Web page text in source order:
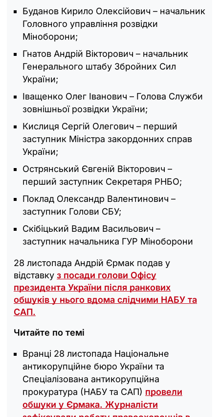
Буданов Кирило Олексійович – начальник
Головного управління розвідки
Міноборони;
Гнатов Андрій Вікторович – начальник
Генерального штабу Збройних Сил
України;
Іващенко Олег Іванович – Голова Служби
зовнішньої розвідки України;
Кислиця Сергій Олегович – перший
заступник Міністра закордонних справ
України;
Острянський Євгеній Вікторович –
перший заступник Секретаря РНБО;
Поклад Олександр Валентинович –
заступник Голови СБУ;
Скібіцький Вадим Васильович –
заступник начальника ГУР Міноборони
28 листопада Андрій Єрмак подав у
відставку з посади голови Офісу
президента України після ранкових
обшуків у нього вдома слідчими НАБУ та
САП.
Читайте по темі
Вранці 28 листопада Національне
антикорупційне бюро України та
Спеціалізована антикорупційна
прокуратура (НАБУ та САП) провели
обшуки у Єрмака. Журналісти